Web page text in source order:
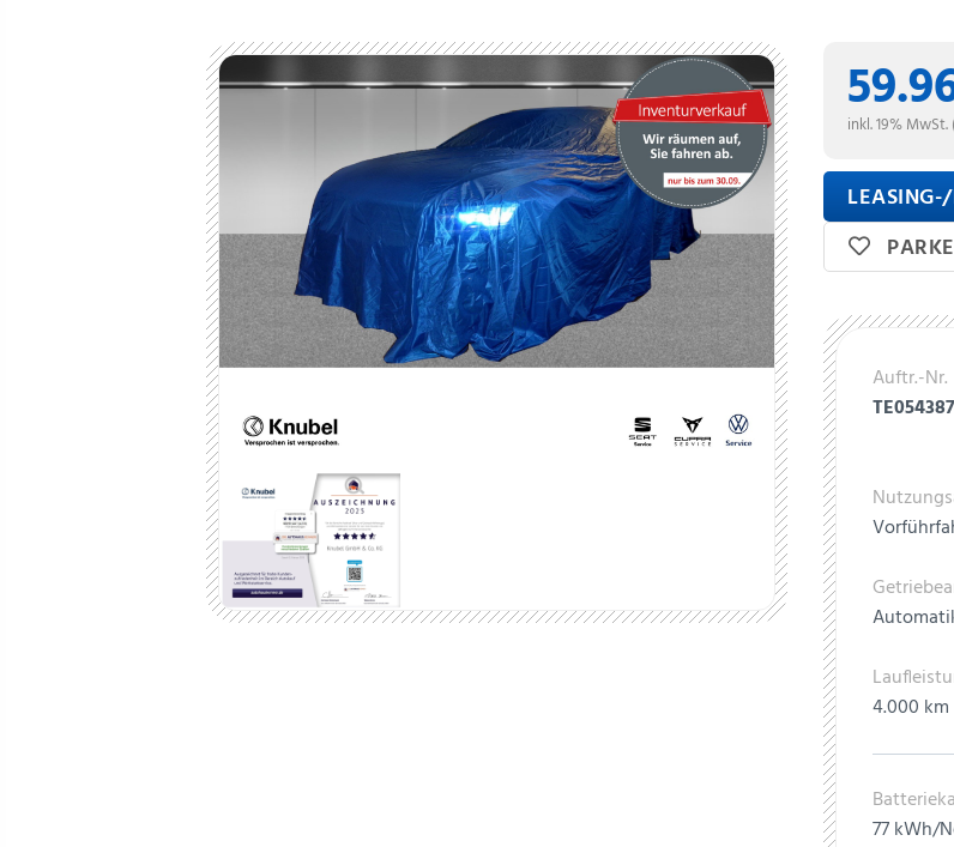
inkl. 19% MwSt.
Auftr.-Nr.
TE054387
4.000 km
77 kWh/